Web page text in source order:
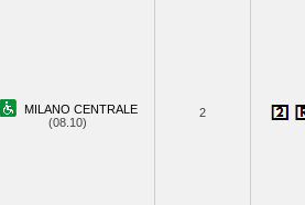
MILANO CENTRALE
(08.10)
2